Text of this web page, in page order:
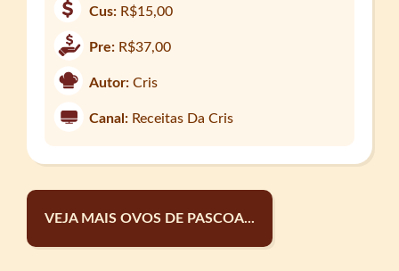
Cus: R$15,00
Pre: R$37,00
Autor: Cris
Canal: Receitas Da Cris
VEJA MAIS OVOS DE PASCOA...